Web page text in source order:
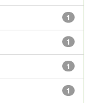
1
1
1
1